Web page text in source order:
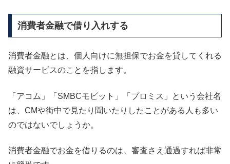
消費者金融で借り入れする
消費者金融とは、個人向けに無担保でお金を貸してくれる
融資サービスのことを指します。
「アコム」「SMBCモビット」「プロミス」という会社名
は、CMや街中で見たり聞いたりしたことがある人も多い
のではないでしょうか。
消費者金融でお金を借りるのは、審査さえ通過すれば非常